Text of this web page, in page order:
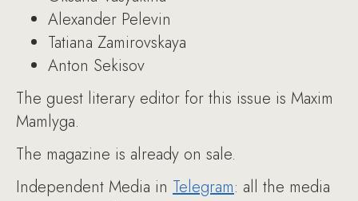
Alexander Pelevin
Tatiana Zamirovskaya
Anton Sekisov
The guest literary editor for this issue is Maxim
Mamlyga.
The magazine is already on sale.
Independent Media in Telegram: all the media